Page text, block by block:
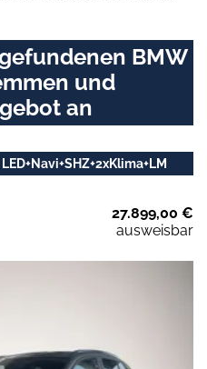
BMW
und
an
27.899,00 €
ausweisbar